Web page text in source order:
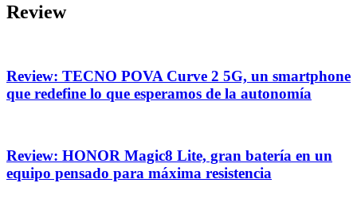
Review
Review: TECNO POVA Curve 2 5G, un smartphone
que redefine lo que esperamos de la autonomía
Review: HONOR Magic8 Lite, gran batería en un
equipo pensado para máxima resistencia